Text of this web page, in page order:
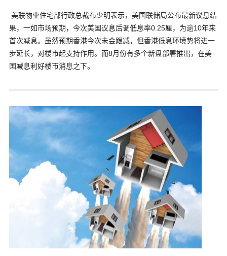
美联物业住宅部行政总裁布少明表示，美国联储局公布最新议息结
果，一如市场预期，今次美国议息后调低息率0.25厘，为逾10年来
首次减息。虽然预期香港今次未会跟减，但香港低息环境势将进一
步延长，对楼市起支持作用。而8月份有多个新盘部署推出，在美
国减息利好楼市消息之下。